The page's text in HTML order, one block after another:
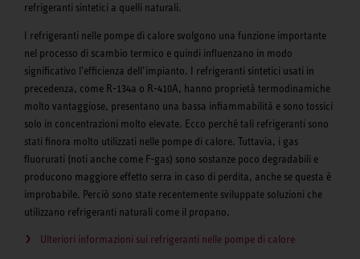
refrigeranti sintetici a quelli naturali.
I refrigeranti nelle pompe di calore svolgono una funzione importante
nel processo di scambio termico e quindi influenzano in modo
significativo l'efficienza dell’impianto. I refrigeranti sintetici usati in
precedenza, come R-134a o R-410A, hanno proprietà termodinamiche
molto vantaggiose, presentano una bassa infiammabilità e sono tossici
solo in concentrazioni molto elevate. Ecco perché tali refrigeranti sono
stati finora molto utilizzati nelle pompe di calore. Tuttavia, i gas
fluorurati (noti anche come F-gas) sono sostanze poco degradabili e
producono maggiore effetto serra in caso di perdita, anche se questa è
improbabile. Perciò sono state recentemente sviluppate soluzioni che
utilizzano refrigeranti naturali come il propano.
Ulteriori informazioni sui refrigeranti nelle pompe di calore